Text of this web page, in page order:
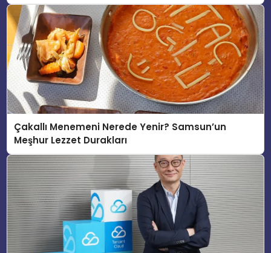
Çakallı Menemeni Nerede Yenir? Samsun’un
Meşhur Lezzet Durakları